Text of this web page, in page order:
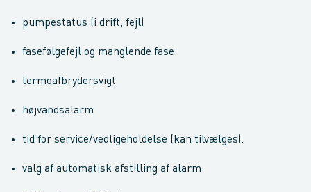
pumpestatus (i drift, fejl)
fasefølgefejl og manglende fase
termoafbrydersvigt
højvandsalarm
tid for service/vedligeholdelse (kan tilvælges).
valg af automatisk afstilling af alarm